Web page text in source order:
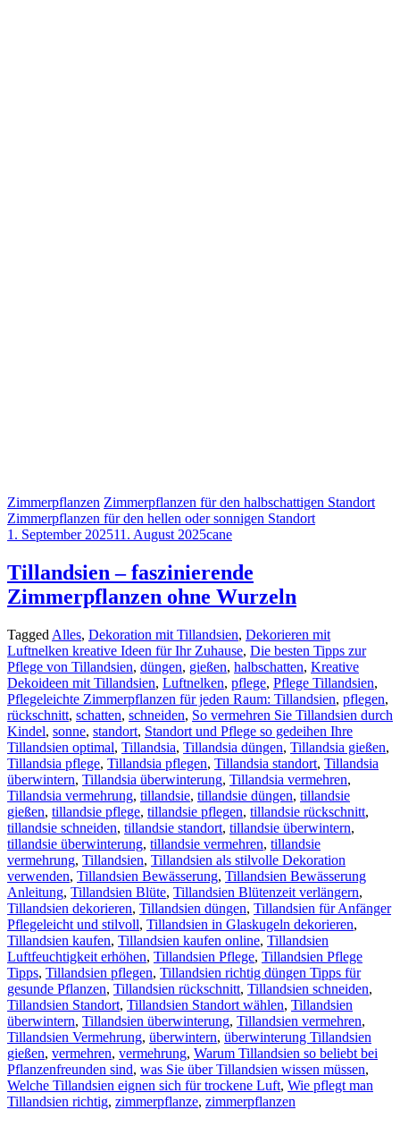
Zimmerpflanzen Zimmerpflanzen für den halbschattigen Standort
Zimmerpflanzen für den hellen oder sonnigen Standort
1. September 202511. August 2025cane
Tillandsien – faszinierende
Zimmerpflanzen ohne Wurzeln
Tagged Alles, Dekoration mit Tillandsien, Dekorieren mit
Luftnelken kreative Ideen für Ihr Zuhause, Die besten Tipps zur
Pflege von Tillandsien, düngen, gießen, halbschatten, Kreative
Dekoideen mit Tillandsien, Luftnelken, pflege, Pflege Tillandsien,
Pflegeleichte Zimmerpflanzen für jeden Raum: Tillandsien, pflegen,
rückschnitt, schatten, schneiden, So vermehren Sie Tillandsien durch
Kindel, sonne, standort, Standort und Pflege so gedeihen Ihre
Tillandsien optimal, Tillandsia, Tillandsia düngen, Tillandsia gießen,
Tillandsia pflege, Tillandsia pflegen, Tillandsia standort, Tillandsia
überwintern, Tillandsia überwinterung, Tillandsia vermehren,
Tillandsia vermehrung, tillandsie, tillandsie düngen, tillandsie
gießen, tillandsie pflege, tillandsie pflegen, tillandsie rückschnitt,
tillandsie schneiden, tillandsie standort, tillandsie überwintern,
tillandsie überwinterung, tillandsie vermehren, tillandsie
vermehrung, Tillandsien, Tillandsien als stilvolle Dekoration
verwenden, Tillandsien Bewässerung, Tillandsien Bewässerung
Anleitung, Tillandsien Blüte, Tillandsien Blütenzeit verlängern,
Tillandsien dekorieren, Tillandsien düngen, Tillandsien für Anfänger
Pflegeleicht und stilvoll, Tillandsien in Glaskugeln dekorieren,
Tillandsien kaufen, Tillandsien kaufen online, Tillandsien
Luftfeuchtigkeit erhöhen, Tillandsien Pflege, Tillandsien Pflege
Tipps, Tillandsien pflegen, Tillandsien richtig düngen Tipps für
gesunde Pflanzen, Tillandsien rückschnitt, Tillandsien schneiden,
Tillandsien Standort, Tillandsien Standort wählen, Tillandsien
überwintern, Tillandsien überwinterung, Tillandsien vermehren,
Tillandsien Vermehrung, überwintern, überwinterung Tillandsien
gießen, vermehren, vermehrung, Warum Tillandsien so beliebt bei
Pflanzenfreunden sind, was Sie über Tillandsien wissen müssen,
Welche Tillandsien eignen sich für trockene Luft, Wie pflegt man
Tillandsien richtig, zimmerpflanze, zimmerpflanzen